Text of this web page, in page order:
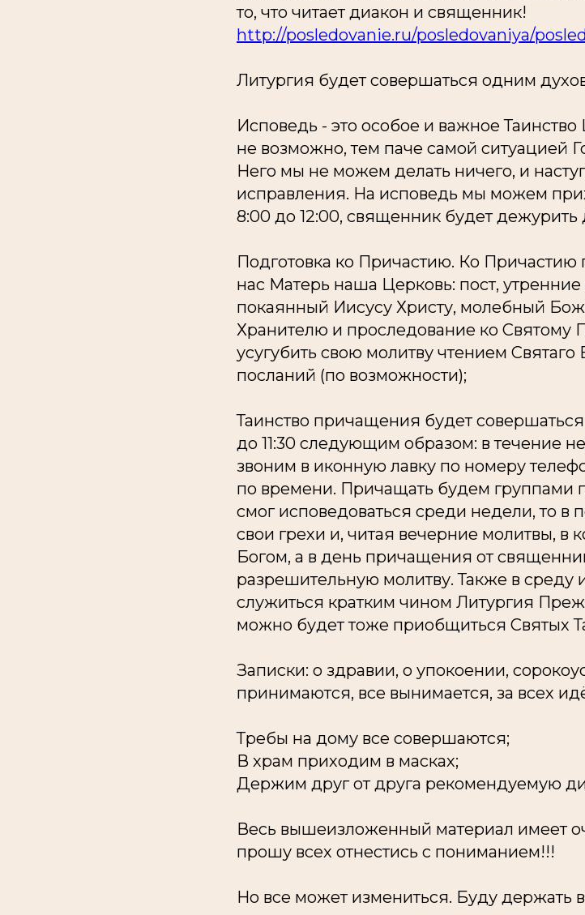
то, что читает диакон и священник!
http://posledovanie.ru/posledovaniya/
Литургия будет совершаться одним
Исповедь - это особое и важное
не возможно, тем паче самой ситуацией
Него мы не можем делать ничего, и
исправления. На исповедь мы можем
8:00 до 12:00, священник будет дежурить
Подготовка ко Причастию. Ко Причастию
нас Матерь наша Церковь: пост,
покаянный Иисусу Христу, молебный
Хранителю и проследование ко Святому
усугубить свою молитву чтением Святаго
посланий (по возможности);
Таинство причащения будет
до 11:30 следующим образом: в течение
звоним в иконную лавку по номеру
по времени. Причащать будем группами
смог исповедоваться среди недели, то в
свои грехи и, читая вечерние молитвы, в
Богом, а в день причащения от
разрешительную молитву. Также в среду
служиться кратким чином Литургия
можно будет тоже приобщиться Святых
Записки: о здравии, о упокоении,
принимаются, все вынимается, за всех
Требы на дому все совершаются;
В храм приходим в масках;
Держим друг от друга рекомендуемую
Весь вышеизложенный материал имеет
прошу всех отнестись с пониманием!!!
Но все может измениться. Буду держать